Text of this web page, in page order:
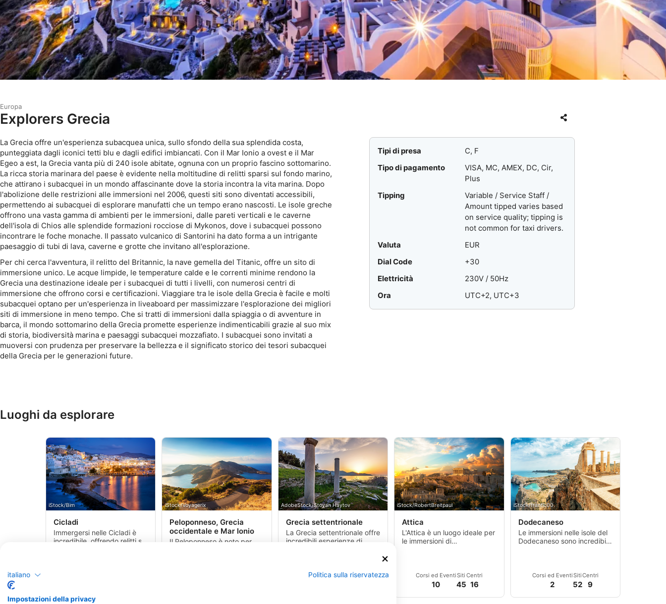
Europa
Explorers Grecia
La Grecia offre un'esperienza subacquea unica, sullo sfondo della sua splendida costa,
punteggiata dagli iconici tetti blu e dagli edifici imbiancati. Con il Mar Ionio a ovest e il Mar
Egeo a est, la Grecia vanta più di 240 isole abitate, ognuna con un proprio fascino sottomarino.
La ricca storia marinara del paese è evidente nella moltitudine di relitti sparsi sul fondo marino,
che attirano i subacquei in un mondo affascinante dove la storia incontra la vita marina. Dopo
l'abolizione delle restrizioni alle immersioni nel 2006, questi siti sono diventati accessibili,
permettendo ai subacquei di esplorare manufatti che un tempo erano nascosti. Le isole greche
offrono una vasta gamma di ambienti per le immersioni, dalle pareti verticali e le caverne
dell'isola di Chios alle splendide formazioni rocciose di Mykonos, dove i subacquei possono
incontrare le foche monache. Il passato vulcanico di Santorini ha dato forma a un intrigante
paesaggio di tubi di lava, caverne e grotte che invitano all'esplorazione.
Per chi cerca l'avventura, il relitto del Britannic, la nave gemella del Titanic, offre un sito di
immersione unico. Le acque limpide, le temperature calde e le correnti minime rendono la
Grecia una destinazione ideale per i subacquei di tutti i livelli, con numerosi centri di
immersione che offrono corsi e certificazioni. Viaggiare tra le isole della Grecia è facile e molti
subacquei optano per un'esperienza in liveaboard per massimizzare l'esplorazione dei migliori
siti di immersione in meno tempo. Che si tratti di immersioni dalla spiaggia o di avventure in
barca, il mondo sottomarino della Grecia promette esperienze indimenticabili grazie al suo mix
di storia, biodiversità marina e paesaggi subacquei mozzafiato. I subacquei sono invitati a
muoversi con prudenza per preservare la bellezza e il significato storico dei tesori subacquei
della Grecia per le generazioni future.
Tipi di presa
C, F
Tipo di pagamento
VISA, MC, AMEX, DC, Cir,
Plus
Tipping
Variable / Service Staff /
Amount tipped varies based
on service quality; tipping is
not common for taxi drivers.
Valuta
EUR
Dial Code
+30
Elettricità
230V / 50Hz
Ora
UTC+2, UTC+3
Luoghi da esplorare
iStock/Bim
Cicladi
Immergersi nelle Cicladi è
incredibile, offrendo relitti sia
iStock/Voyagerix
Peloponneso, Grecia
occidentale e Mar Ionio
Il Peloponneso è noto per
AdobeStock/Stoyan Haytov
Grecia settentrionale
La Grecia settentrionale offre
incredibili esperienze di
Corsi ed Eventi Siti Centri
iStock/RobertBreitpaul
Attica
L'Attica è un luogo ideale per
le immersioni di
Corsi ed Eventi
10
Siti
45
Centri
16
iStock/frantic00.
Dodecaneso
Le immersioni nelle isole del
Dodecaneso sono incredibili,
Corsi ed Eventi
2
Siti
52
Centri
9
italiano Politica sulla riservatezza
Impostazioni della privacy